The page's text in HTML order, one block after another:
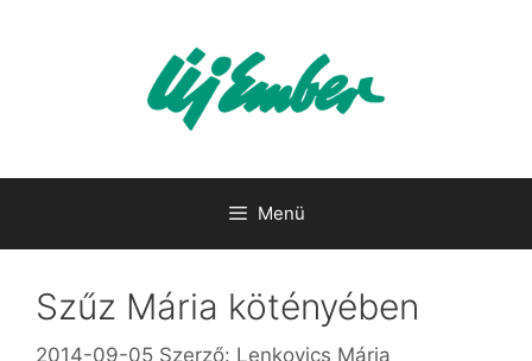
Menü
Szűz Mária kötényében
2014-09-05 Szerző: Lenkovics Mária